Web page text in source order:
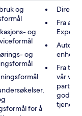
og
og
og
for å
Fra
Fra
vår